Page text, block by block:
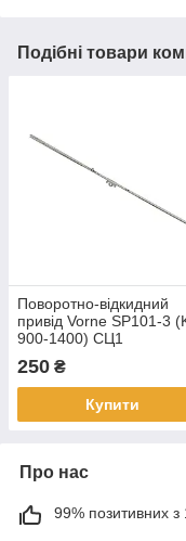
Подібні товари
Поворотно-відкидний
привід Vorne SP101-3
900-1400) СЦ1
250 ₴
Купити
Про нас
99% позитивних з